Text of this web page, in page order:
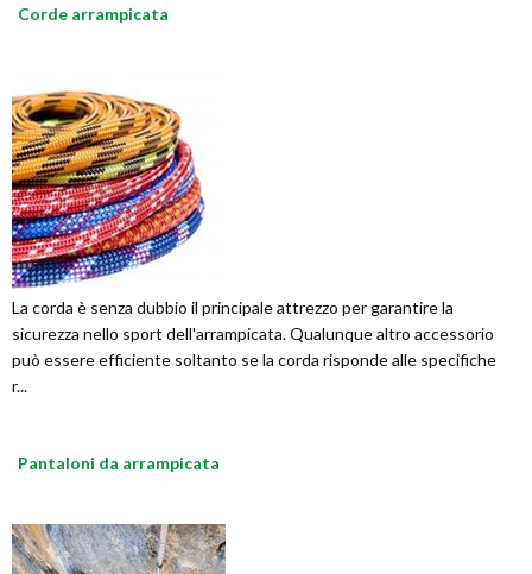
Corde arrampicata
La corda è senza dubbio il principale attrezzo per garantire la
sicurezza nello sport dell'arrampicata. Qualunque altro accessorio
può essere efficiente soltanto se la corda risponde alle specifiche
r...
Pantaloni da arrampicata